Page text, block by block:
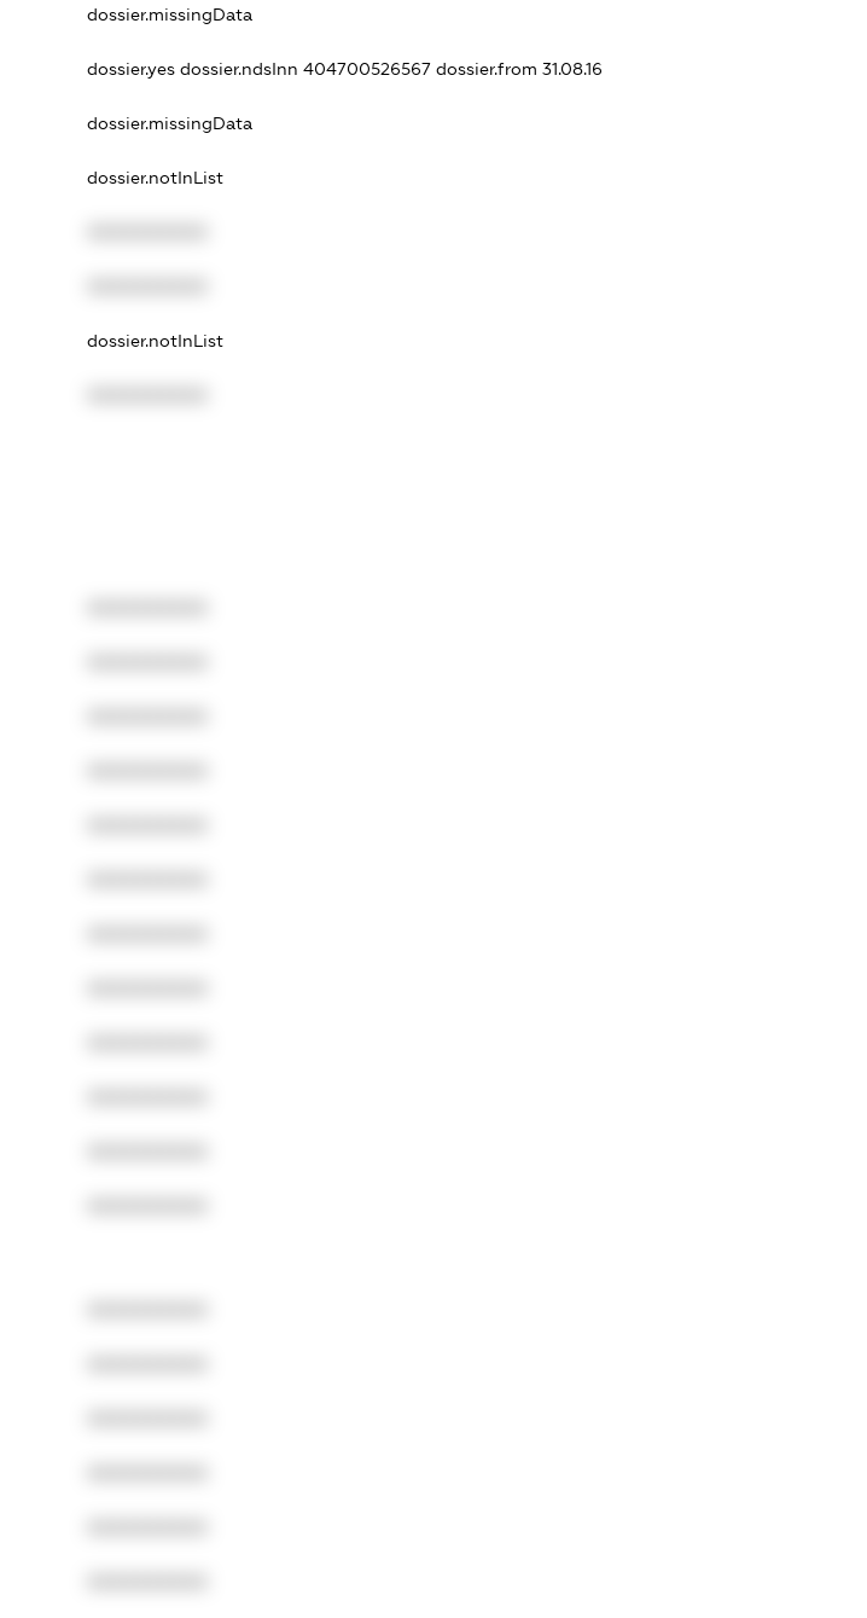
dossier.missingData
dossier.yes dossier.ndsInn 404700526567 dossier.from 31.08.16
dossier.missingData
dossier.notInList
dossier.notInList